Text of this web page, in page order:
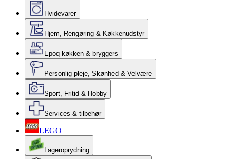
Hvidevarer
Hjem, Rengøring & Køkkenudstyr
Epoq køkken & bryggers
Personlig pleje, Skønhed & Velvære
Sport, Fritid & Hobby
Services & tilbehør
LEGO
Lageroprydning